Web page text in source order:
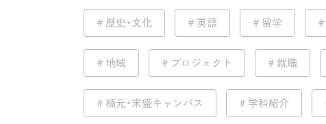
歴史・文化 英語 留学
地域 プロジェクト 就職
楠元・末盛キャンパス 学科紹介